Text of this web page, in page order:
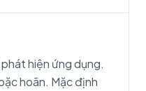
hiện ứng dụng.
hoãn. Mặc định